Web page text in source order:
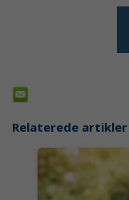
Relaterede artikler